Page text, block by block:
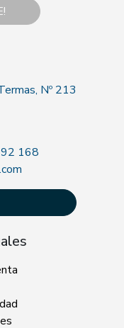
Nº 213
168